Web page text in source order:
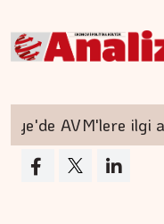
AVM'lere ilgi